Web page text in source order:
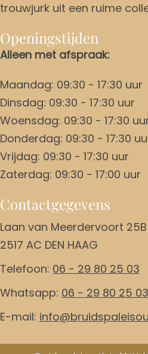
trouwjurk uit een ruime
Openingstijden
Alleen met afspraak:
Maandag: 09:30 - 17:30 uur
Dinsdag: 09:30 - 17:30 uur
Woensdag: 09:30 - 17:30
Donderdag: 09:30 - 17:30
Vrijdag: 09:30 - 17:30 uur
Zaterdag: 09:30 - 17:00 uur
Contactgegevens
Laan van Meerdervoort 25B
2517 AC DEN HAAG
Telefoon: 06 - 29 80 25 03
Whatsapp: 06 - 29 80 25 03
E-mail: